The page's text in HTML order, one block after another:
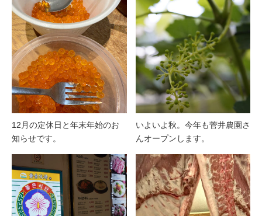
12月の定休日と年末年始のお
知らせです。
いよいよ秋。今年も菅井農園さ
んオープンします。